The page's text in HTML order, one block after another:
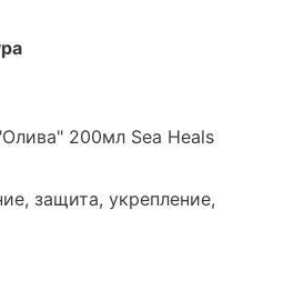
200мл Seа Heals
защита, укрепление,